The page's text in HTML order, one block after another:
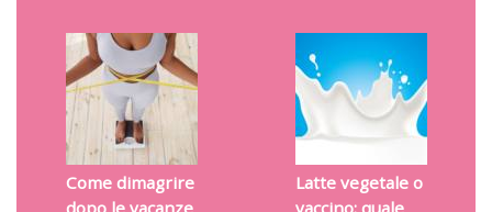
Come dimagrire
Latte vegetale o